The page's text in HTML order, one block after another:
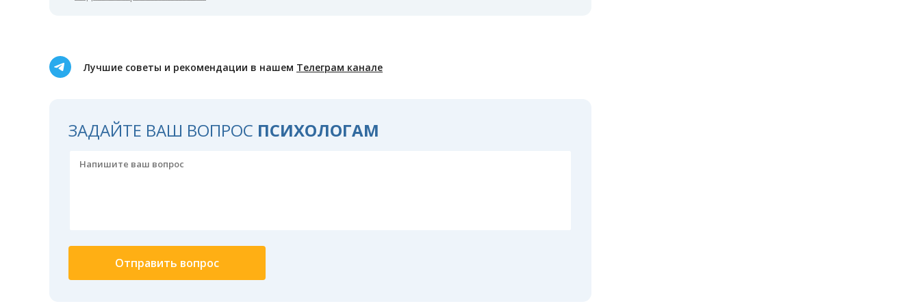
Лучшие советы и рекомендации в нашем Телеграм канале
ЗАДАЙТЕ ВАШ ВОПРОС ПСИХОЛОГАМ